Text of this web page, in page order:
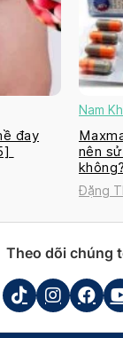
đay
Nam
nên
không?
Đặng
Theo dõi chúng